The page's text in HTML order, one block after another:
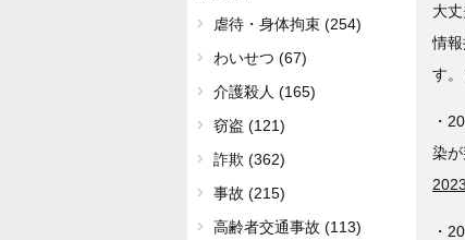
大
情
す
・
染が
・
虐待・身体拘束 (254)
わいせつ (67)
介護殺人 (165)
窃盗 (121)
詐欺 (362)
事故 (215)
高齢者交通事故 (113)